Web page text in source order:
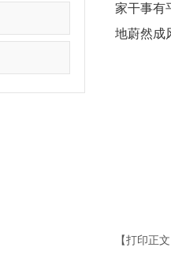
家干事有
地蔚然成
【打印正